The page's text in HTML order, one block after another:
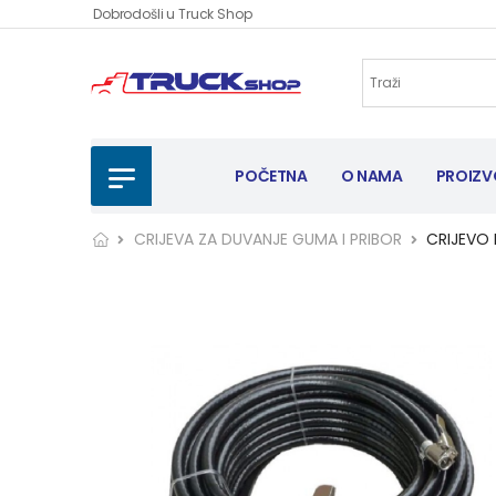
Dobrodošli u Truck Shop
POČETNA O NAMA
CRIJEVA ZA DUVANJE GUMA I PRIBOR CRIJEVO